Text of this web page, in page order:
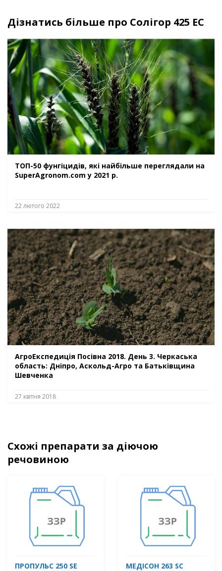
Дізнатись більше про Солігор 425 ЕС
ТОП-50 фунгіцидів, які найбільше переглядали на
SuperAgronom.com у 2021 р.
22 лютого 2022
АгроЕкспедиція Посівна 2018. День 3. Черкаська
область: Дніпро, Аскольд-Агро та Батьківщина
Шевченка
27 квітня 2018
Схожі препарати за діючою
речовиною
ПРОПУЛЬС 250 SE МЕДІСОН 263 SC